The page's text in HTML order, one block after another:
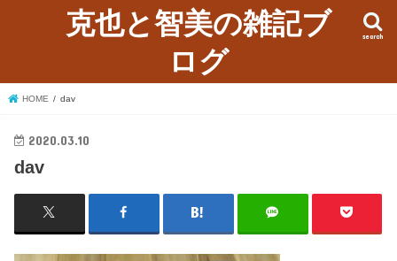
克也と智美の雑記ブ
ログ
search
HOME dav
2020.03.10
dav